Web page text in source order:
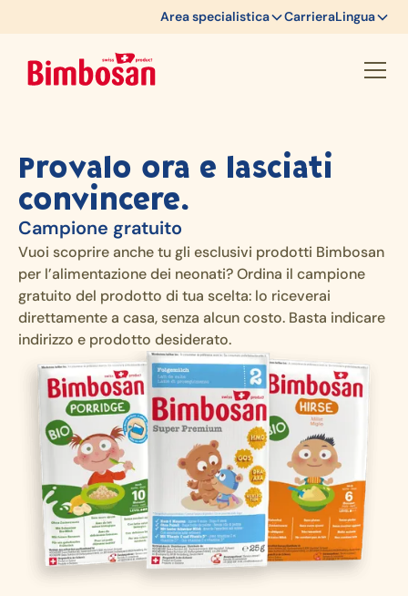
Area specialistica CarrieraLingua
Provalo ora e lasciati
convincere.
Campione gratuito
Vuoi scoprire anche tu gli esclusivi prodotti Bimbosan
per l’alimentazione dei neonati? Ordina il campione
gratuito del prodotto di tua scelta: lo riceverai
direttamente a casa, senza alcun costo. Basta indicare
indirizzo e prodotto desiderato.